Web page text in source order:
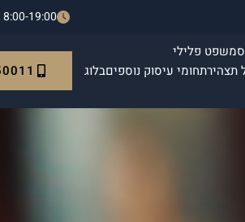
8:00-19:00 א-ה, חירום 24/7
משפט פלילי
תצהירתחומי עיסוק נוספיםבלוג